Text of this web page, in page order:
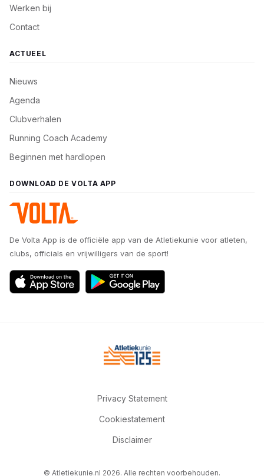
Werken bij
Contact
ACTUEEL
Nieuws
Agenda
Clubverhalen
Running Coach Academy
Beginnen met hardlopen
DOWNLOAD DE VOLTA APP
De Volta App is de officiële app van de Atletiekunie voor atleten,
clubs, officials en vrijwilligers van de sport!
Privacy Statement
Cookiestatement
Disclaimer
© Atletiekunie.nl 2026. Alle rechten voorbehouden.